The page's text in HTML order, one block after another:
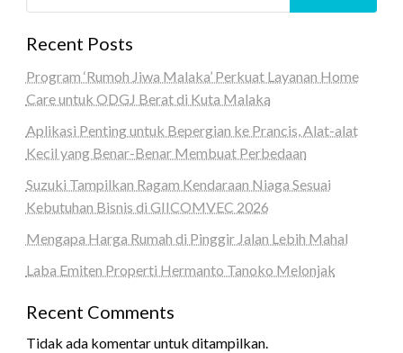
Recent Posts
Program ‘Rumoh Jiwa Malaka’ Perkuat Layanan Home
Care untuk ODGJ Berat di Kuta Malaka
Aplikasi Penting untuk Bepergian ke Prancis, Alat-alat
Kecil yang Benar-Benar Membuat Perbedaan
Suzuki Tampilkan Ragam Kendaraan Niaga Sesuai
Kebutuhan Bisnis di GIICOMVEC 2026
Mengapa Harga Rumah di Pinggir Jalan Lebih Mahal
Laba Emiten Properti Hermanto Tanoko Melonjak
Recent Comments
Tidak ada komentar untuk ditampilkan.